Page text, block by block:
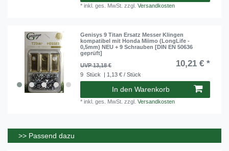
*inkl. ges. MwSt. zzgl.Versandkosten
Genisys 9 Titan Ersatz Messer Klingen
kompatibel mit Honda Miimo (LongLife -
0,5mm) NEU + 9 Schrauben [DIN EN 50636
geprüft]
UVP 13,18 €
10,21 € *
9 Stück | 1,13 € / Stück
In den Warenkorb
*inkl. ges. MwSt. zzgl.Versandkosten
>> Passend dazu